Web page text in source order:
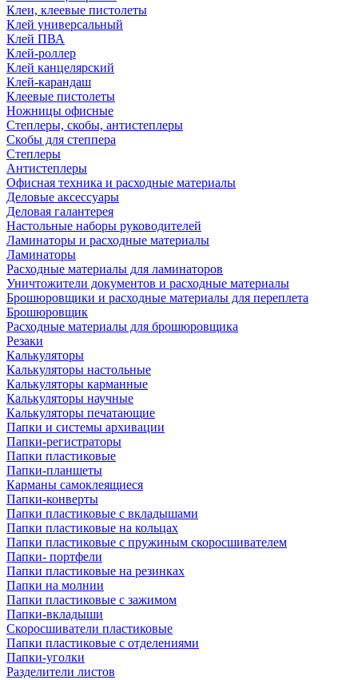
Клеи, клеевые пистолеты
Клей универсальный
Клей ПВА
Клей-роллер
Клей канцелярский
Клей-карандаш
Клеевые пистолеты
Ножницы офисные
Степлеры, скобы, антистеплеры
Скобы для степпера
Степлеры
Антистеплеры
Офисная техника и расходные материалы
Деловые аксессуары
Деловая галантерея
Настольные наборы руководителей
Ламинаторы и расходные материалы
Ламинаторы
Расходные материалы для ламинаторов
Уничтожители документов и расходные материалы
Брошюровщики и расходные материалы для переплета
Брошюровщик
Расходные материалы для брошюровщика
Резаки
Калькуляторы
Калькуляторы настольные
Калькуляторы карманные
Калькуляторы научные
Калькуляторы печатающие
Папки и системы архивации
Папки-регистраторы
Папки пластиковые
Папки-планшеты
Карманы самоклеящиеся
Папки-конверты
Папки пластиковые с вкладышами
Папки пластиковые на кольцах
Папки пластиковые с пружиным скоросшивателем
Папки- портфели
Папки пластиковые на резинках
Папки на молнии
Папки пластиковые с зажимом
Папки-вкладыши
Скоросшиватели пластиковые
Папки пластиковые с отделениями
Папки-уголки
Разделители листов